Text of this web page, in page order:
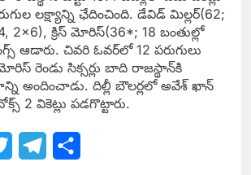
లక్ష్యాన్ని ఛేదించింది. డేవిడ్‌ మిల్లర్‌(62;
2×6), క్రిస్‌ మోరిస్‌(36*; 18 బంతుల్లో
ఆడారు. చివరి ఓవర్‌లో 12 పరుగులు
రెండు సిక్సర్లు బాది రాజస్థాన్‌కి
అందించాడు. దిల్లీ బౌలర్లలో అవేశ్‌ ఖాన్‌
2 వికెట్లు పడగొట్టారు.
Twitter Telegram